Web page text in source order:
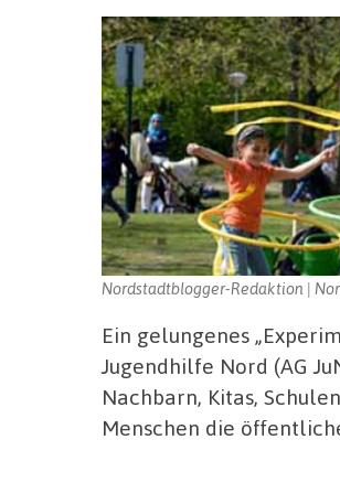
Nordstadtblogger-Redaktion |
Ein gelungenes
Jugendhilfe Nord (AG
Nachbarn, Kitas,
Menschen die